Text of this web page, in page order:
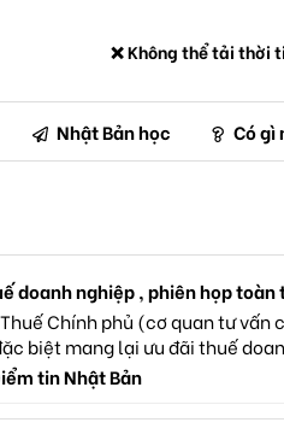
❌ Không thể tải thời
Nhật Bản học Có gì
nghiệp , phiên họp toàn
Chính phủ (cơ quan tư
biệt mang lại ưu đãi thuế
tin Nhật Bản